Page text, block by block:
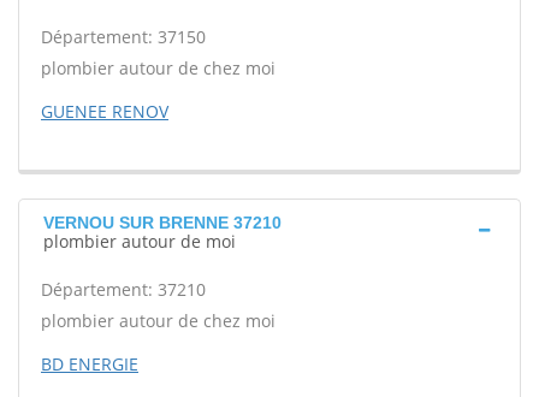
Département: 37150
plombier autour de chez moi
GUENEE RENOV
VERNOU SUR BRENNE 37210
plombier autour de moi
Département: 37210
plombier autour de chez moi
BD ENERGIE